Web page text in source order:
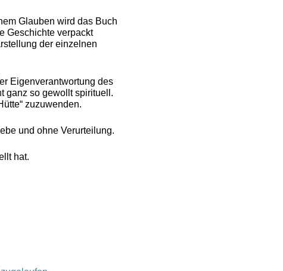
Glauben wird das Buch
Geschichte verpackt
der einzelnen
Eigenverantwortung des
ganz so gewollt spirituell.
zuzuwenden.
und ohne Verurteilung.
hat.